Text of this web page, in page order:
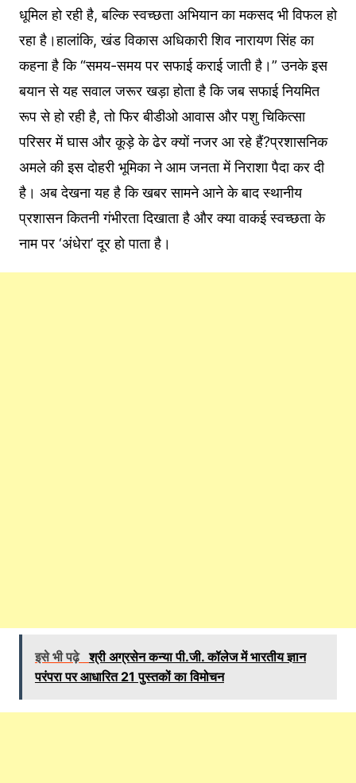
धूमिल हो रही है, बल्कि स्वच्छता अभियान का मकसद भी विफल हो
रहा है।हालांकि, खंड विकास अधिकारी शिव नारायण सिंह का
कहना है कि “समय-समय पर सफाई कराई जाती है।” उनके इस
बयान से यह सवाल जरूर खड़ा होता है कि जब सफाई नियमित
रूप से हो रही है, तो फिर बीडीओ आवास और पशु चिकित्सा
परिसर में घास और कूड़े के ढेर क्यों नजर आ रहे हैं?प्रशासनिक
अमले की इस दोहरी भूमिका ने आम जनता में निराशा पैदा कर दी
है। अब देखना यह है कि खबर सामने आने के बाद स्थानीय
प्रशासन कितनी गंभीरता दिखाता है और क्या वाकई स्वच्छता के
नाम पर ‘अंधेरा’ दूर हो पाता है।
इसे भी पढ़े श्री अग्रसेन कन्या पी.जी. कॉलेज में भारतीय ज्ञान
परंपरा पर आधारित 21 पुस्तकों का विमोचन